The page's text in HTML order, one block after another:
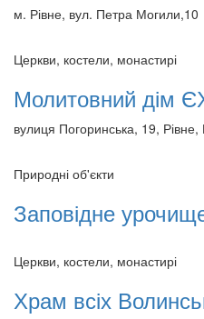
м. Рівне, вул. Петра Могили,10
Церкви, костели, монастирі
Молитовний дім
вулиця Погоринська, 19,
Природні об'єкти
Заповідне
Церкви, костели, монастирі
Храм всіх